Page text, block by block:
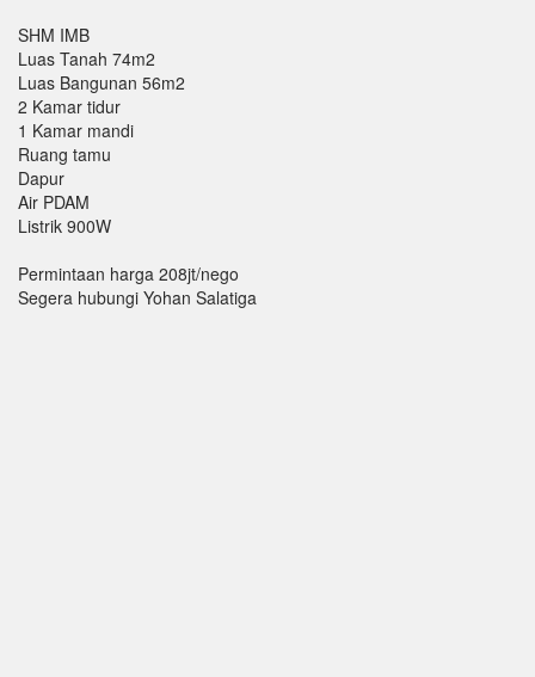
SHM IMB
Luas Tanah 74m2
Luas Bangunan 56m2
2 Kamar tidur
1 Kamar mandi
Ruang tamu
Dapur
Air PDAM
Listrik 900W
Permintaan harga 208jt/nego
Segera hubungi Yohan Salatiga